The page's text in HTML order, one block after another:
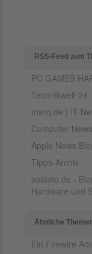
RSS-Feed zum
PC GAMES
Technikwelt 24
merq.de | IT
Computer
Apple News
Tipps-Archiv
soldato.de -
Hardware und
Ähnliche
Ein Firewire